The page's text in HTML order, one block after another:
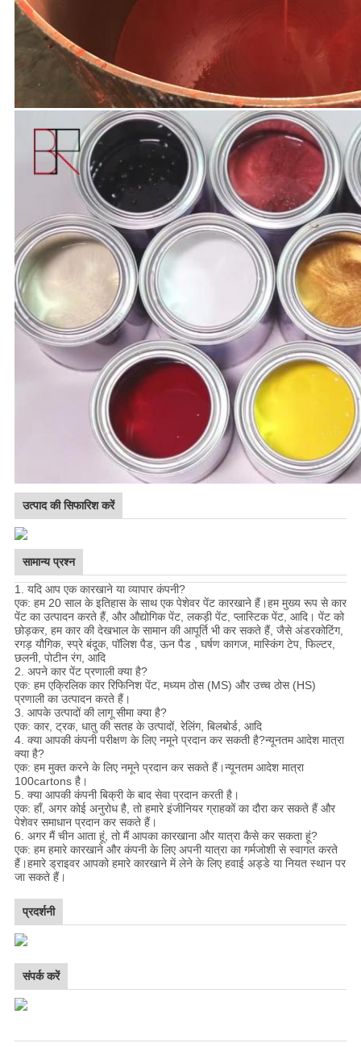
उत्पाद की सिफारिश करें
सामान्य प्रश्न
1. यदि आप एक कारखाने या व्यापार कंपनी?
एक: हम 20 साल के इतिहास के साथ एक पेशेवर पेंट कारखाने हैं।हम मुख्य रूप से कार
पेंट का उत्पादन करते हैं, और औद्योगिक पेंट, लकड़ी पेंट, प्लास्टिक पेंट, आदि। पेंट को
छोड़कर, हम कार की देखभाल के सामान की आपूर्ति भी कर सकते हैं, जैसे अंडरकोटिंग,
रगड़ यौगिक, स्प्रे बंदूक, पॉलिश पैड, ऊन पैड , घर्षण कागज, मास्किंग टेप, फिल्टर,
छलनी, पोटीन रंग, आदि
2. अपने कार पेंट प्रणाली क्या है?
एक: हम एक्रिलिक कार रिफिनिश पेंट, मध्यम ठोस (MS) और उच्च ठोस (HS)
प्रणाली का उत्पादन करते हैं।
3. आपके उत्पादों की लागू सीमा क्या है?
एक: कार, ट्रक, धातु की सतह के उत्पादों, रेलिंग, बिलबोर्ड, आदि
4. क्या आपकी कंपनी परीक्षण के लिए नमूने प्रदान कर सकती है?न्यूनतम आदेश मात्रा
क्या है?
एक: हम मुक्त करने के लिए नमूने प्रदान कर सकते हैं।न्यूनतम आदेश मात्रा
100cartons है।
5. क्या आपकी कंपनी बिक्री के बाद सेवा प्रदान करती है।
एक: हाँ, अगर कोई अनुरोध है, तो हमारे इंजीनियर ग्राहकों का दौरा कर सकते हैं और
पेशेवर समाधान प्रदान कर सकते हैं।
6. अगर मैं चीन आता हूं, तो मैं आपका कारखाना और यात्रा कैसे कर सकता हूं?
एक: हम हमारे कारखाने और कंपनी के लिए अपनी यात्रा का गर्मजोशी से स्वागत करते
हैं।हमारे ड्राइवर आपको हमारे कारखाने में लेने के लिए हवाई अड्डे या नियत स्थान पर
जा सकते हैं।
प्रदर्शनी
संपर्क करें